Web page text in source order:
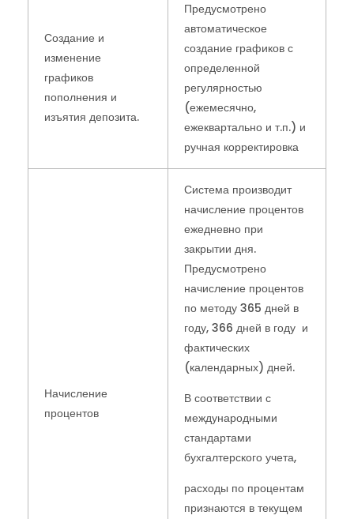
Создание и
изменение
графиков
пополнения и
изъятия депозита.
Предусмотрено
автоматическое
создание графиков с
определенной
регулярностью
(ежемесячно,
ежеквартально и т.п.) и
ручная корректировка
Начисление
процентов
Система производит
начисление процентов
ежедневно при
закрытии дня.
Предусмотрено
начисление процентов
по методу 365 дней в
году, 366 дней в году и
фактических
(календарных) дней.
В соответствии с
международными
стандартами
бухгалтерского учета,
расходы по процентам
признаются в текущем